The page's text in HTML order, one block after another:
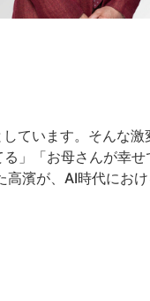
ています。そんな
」「お母さんが幸
濱が、AI時代におけ